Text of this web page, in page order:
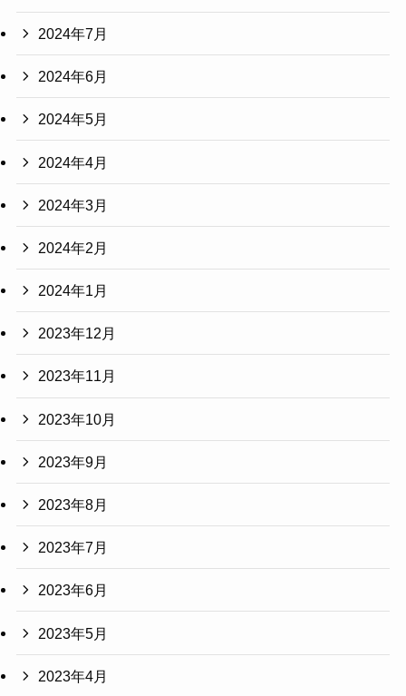
2024年7月
2024年6月
2024年5月
2024年4月
2024年3月
2024年2月
2024年1月
2023年12月
2023年11月
2023年10月
2023年9月
2023年8月
2023年7月
2023年6月
2023年5月
2023年4月